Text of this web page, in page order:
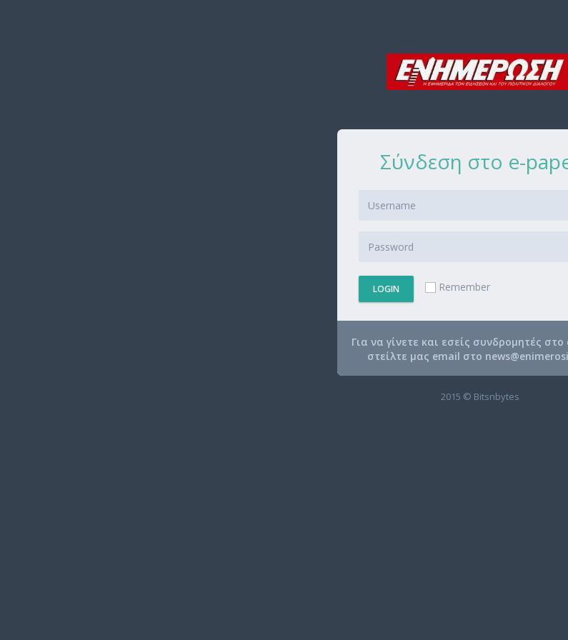
Σύνδεση στο e-
LOGIN Remember
Για να γίνετε και εσείς συνδρομητές
στείλτε μας email στο
2015 © Bitsnbytes